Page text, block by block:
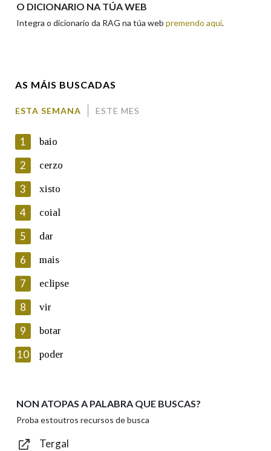
En cumprimento da normativa vixente en materia de
Protección de Datos de Carácter Persoal, a Real Academia
Galega informa a aqueles usuarios que faciliten o seu correo
electrónico, así como calquera outra información de carácter
persoal, que estes datos serán obxecto de tratamento
automatizado de carácter confidencial e incorporados aos seus
ficheiros informáticos. Así mesmo, os usuarios poderán exercer o
seu dereito de acceso, rectificación, oposición e cancelación dos
seus datos poñéndose en contacto connosco.
Lin e acepto as condicións da política de
Introduce o código que aparece na imaxe:
Texto de verificación
O DICIONARIO NA TÚA WEB
Integra o dicionario da RAG na túa web premendo aquí.
AS MÁIS BUSCADAS
ESTA SEMANA ESTE MES
1 baio
2 cerzo
3 xisto
4 coial
5 dar
6 mais
7 eclipse
8 vir
9 botar
10 poder
NON ATOPAS A PALABRA QUE BUSCAS?
Proba estoutros recursos de busca
Tergal